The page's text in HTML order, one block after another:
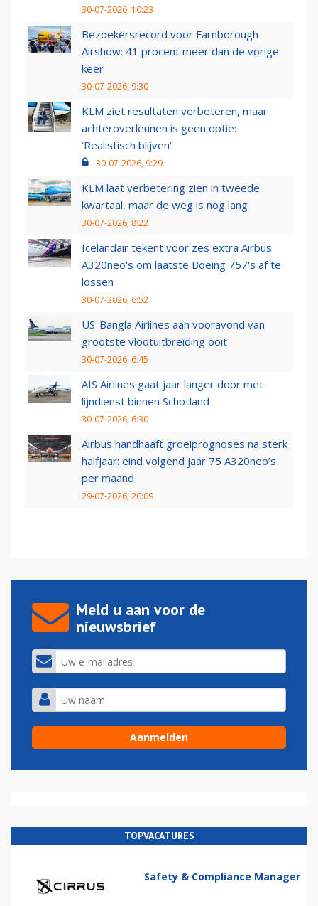
30-07-2026, 10:23
Bezoekersrecord voor Farnborough
Airshow: 41 procent meer dan de vorige
keer
30-07-2026, 9:30
KLM ziet resultaten verbeteren, maar
achteroverleunen is geen optie:
‘Realistisch blijven’
30-07-2026, 9:29
KLM laat verbetering zien in tweede
kwartaal, maar de weg is nog lang
30-07-2026, 8:22
Icelandair tekent voor zes extra Airbus
A320neo's om laatste Boeing 757's af te
lossen
30-07-2026, 6:52
US-Bangla Airlines aan vooravond van
grootste vlootuitbreiding ooit
30-07-2026, 6:45
AIS Airlines gaat jaar langer door met
lijndienst binnen Schotland
30-07-2026, 6:30
Airbus handhaaft groeiprognoses na sterk
halfjaar: eind volgend jaar 75 A320neo’s
per maand
29-07-2026, 20:09
Meld u aan voor de
nieuwsbrief
TOPVACATURES
Safety & Compliance Manager